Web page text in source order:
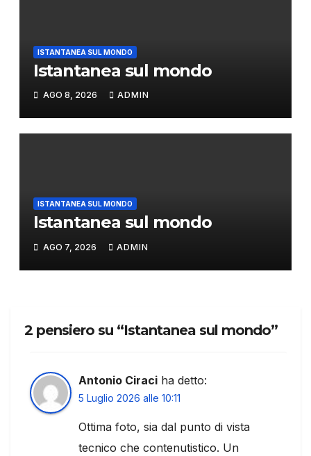
ISTANTANEA SUL MONDO
Istantanea sul mondo
AGO 8, 2026 ADMIN
ISTANTANEA SUL MONDO
Istantanea sul mondo
AGO 7, 2026 ADMIN
2 pensiero su “Istantanea sul mondo”
Antonio Ciraci ha detto:
5 Luglio 2026 alle 10:11
Ottima foto, sia dal punto di vista
tecnico che contenutistico. Un